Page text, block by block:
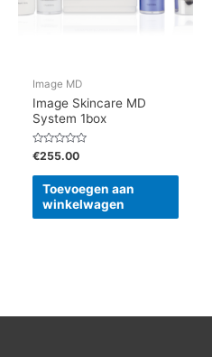
Image MD
Image Skincare MD
System 1box
Gewaardeerd
0
uit
€255.00
Toevoegen aan
winkelwagen